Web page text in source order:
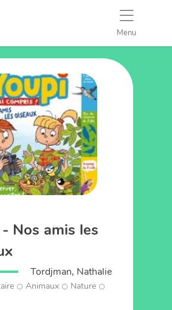
Menu
Nos amis les
Tordjman, Nathalie
Animaux Nature